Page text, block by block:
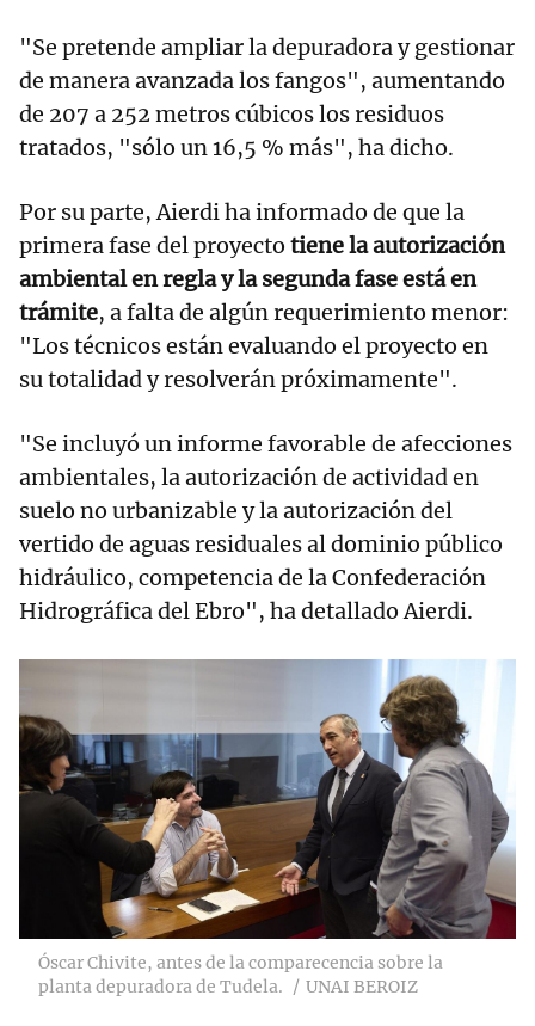
"Se pretende ampliar la depuradora y gestionar
de manera avanzada los fangos", aumentando
de 207 a 252 metros cúbicos los residuos
tratados, "sólo un 16,5 % más", ha dicho.
Por su parte, Aierdi ha informado de que la
primera fase del proyecto tiene la autorización
ambiental en regla y la segunda fase está en
trámite, a falta de algún requerimiento menor:
"Los técnicos están evaluando el proyecto en
su totalidad y resolverán próximamente".
"Se incluyó un informe favorable de afecciones
ambientales, la autorización de actividad en
suelo no urbanizable y la autorización del
vertido de aguas residuales al dominio público
hidráulico, competencia de la Confederación
Hidrográfica del Ebro", ha detallado Aierdi.
Óscar Chivite, antes de la comparecencia sobre la
planta depuradora de Tudela.
UNAI BEROIZ